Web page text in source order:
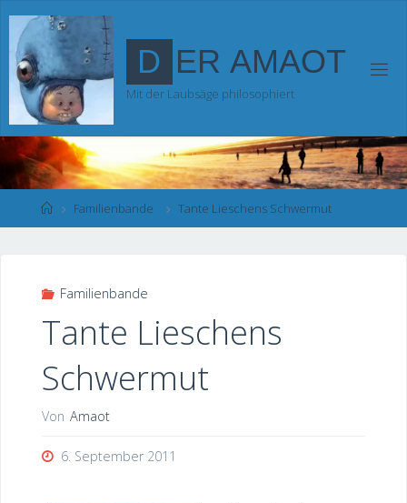
Inhalt
springen
D ER AMAOT
Mit der Laubsäge philosophiert
StartFamilienbande Tante Lieschens Schwermut
Familienbande
Tante Lieschens
Schwermut
Von Amaot
6. September 2011